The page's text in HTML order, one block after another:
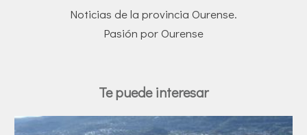
Noticias de la provincia Ourense.
Pasión por Ourense
Te puede interesar